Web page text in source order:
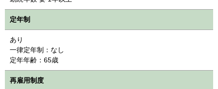
定年制
あり
一律定年制：なし
定年年齢：65歳
再雇用制度